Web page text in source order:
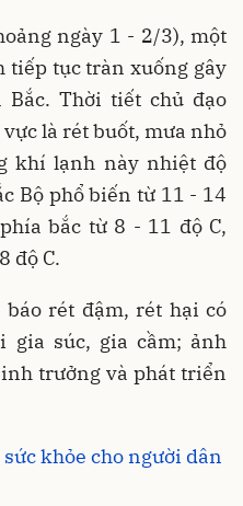
ngày 1 - 2/3), một
tiếp tục tràn xuống gây
Thời tiết chủ đạo
là rét buốt, mưa nhỏ
khí lạnh này nhiệt độ
Bộ phổ biến từ 11 - 14
bắc từ 8 - 11 độ C,
độ C.
rét đậm, rét hại có
gia súc, gia cầm; ảnh
trưởng và phát triển
khỏe cho người dân